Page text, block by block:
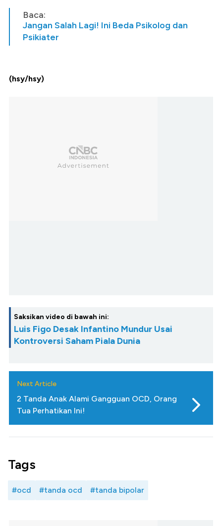
Baca:
Jangan Salah Lagi! Ini Beda Psikolog dan
Psikiater
(hsy/hsy)
Saksikan video di bawah ini:
Luis Figo Desak Infantino Mundur Usai
Kontroversi Saham Piala Dunia
Next Article
2 Tanda Anak Alami Gangguan OCD, Orang
Tua Perhatikan Ini!
Tags
#ocd #tanda ocd #tanda bipolar